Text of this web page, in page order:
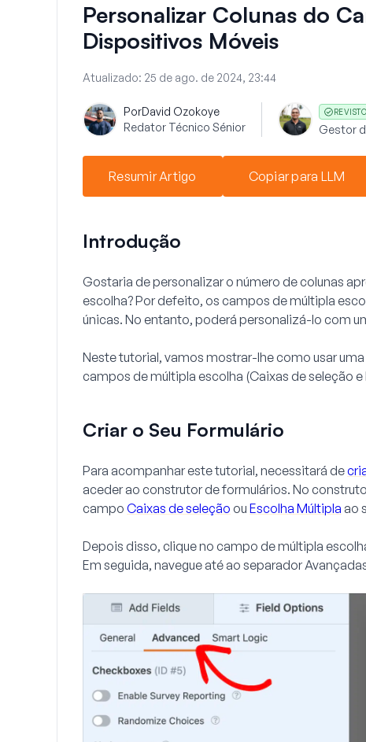
Personalizar Colunas do
Dispositivos Móveis
Atualizado: 25 de ago. de 2024, 23:44
PorDavid Ozokoye
Redator Técnico Sénior
REVISTO
Gestor
Resumir Artigo Copiar para LLM
Introdução
Gostaria de personalizar o número de colunas
escolha? Por defeito, os campos de múltipla
únicas. No entanto, poderá personalizá-lo com
Neste tutorial, vamos mostrar-lhe como usar
campos de múltipla escolha (Caixas de seleção
Criar o Seu Formulário
Para acompanhar este tutorial, necessitará de
aceder ao construtor de formulários. No
campo Caixas de seleção ou Escolha Múltipla ao
Depois disso, clique no campo de múltipla
Em seguida, navegue até ao separador